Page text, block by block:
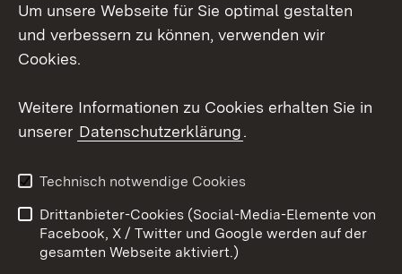
Social Wall
Barrierefreiheit
Benutzungshinweise
Impressum
Cookies
Um unsere Webseite für Sie optimal gestalten
und verbessern zu können, verwenden wir
Cookies.
Weitere Informationen zu Cookies erhalten Sie in
unserer Datenschutzerklärung.
Technisch notwendige Cookies
Drittanbieter-Cookies (Social-Media-Elemente von
Facebook, X / Twitter und Google werden auf der
gesamten Webseite aktiviert.)